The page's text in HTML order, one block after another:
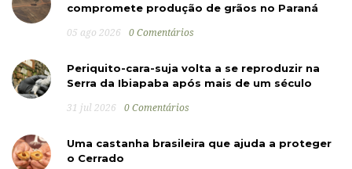
compromete produção de grãos no Paraná
05 ago 2026 0 Comentários
Periquito-cara-suja volta a se reproduzir na
Serra da Ibiapaba após mais de um século
31 jul 2026 0 Comentários
Uma castanha brasileira que ajuda a proteger
o Cerrado